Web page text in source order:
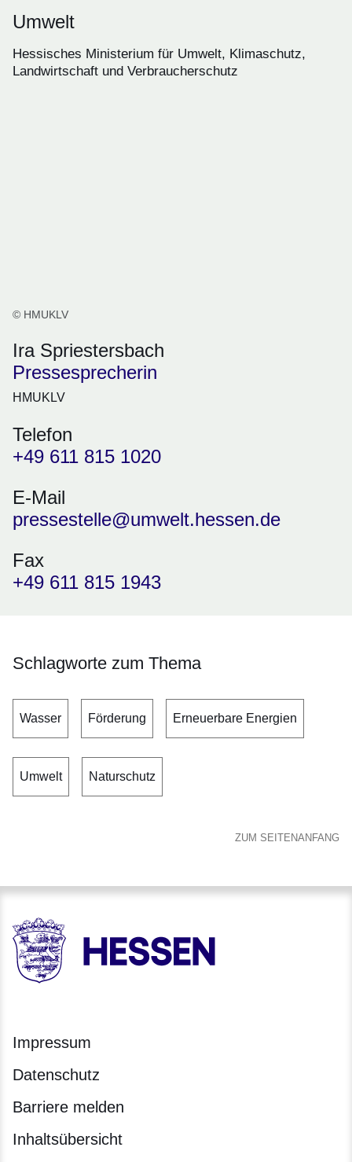
Umwelt
Hessisches Ministerium für Umwelt, Klimaschutz,
Landwirtschaft und Verbraucherschutz
© HMUKLV
Ira Spriestersbach
Pressesprecherin
HMUKLV
Telefon
+49 611 815 1020
E-Mail
pressestelle@umwelt.hessen.de
Fax
+49 611 815 1943
Schlagworte zum Thema
Wasser Förderung Erneuerbare Energien
Umwelt Naturschutz
ZUM SEITENANFANG
HESSEN - Hessische Landesregierung
Impressum
Datenschutz
Barriere melden
Inhaltsübersicht